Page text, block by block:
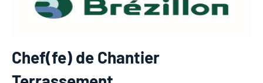
Chef(fe) de Chantier